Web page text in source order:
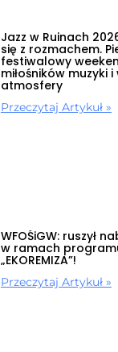
Jazz w Ruinach
się z rozmachem.
festiwalowy
miłośników muzyki
atmosfery
Przeczytaj Artykuł »
WFOŚiGW: ruszył
w ramach
„EKOREMIZA”!
Przeczytaj Artykuł »